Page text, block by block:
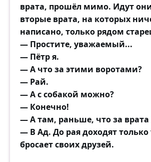
врата, прошёл мимо. Идут
вторые врата, на которых
написано, только рядом
— Простите, уважаемый...
— Пётр я.
— А что за этими воротами?
— Рай.
— А с собакой можно?
— Конечно!
— А там, раньше, что за
— В Ад. До рая доходят только
бросает своих друзей.